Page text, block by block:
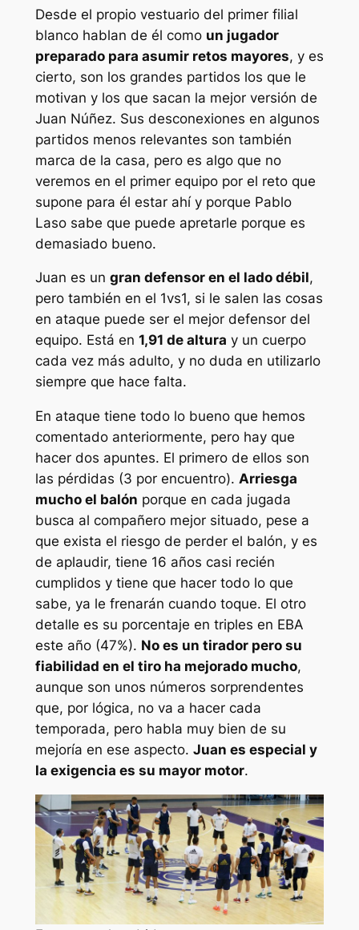
Desde el propio vestuario del primer filial
blanco hablan de él como un jugador
preparado para asumir retos mayores, y es
cierto, son los grandes partidos los que le
motivan y los que sacan la mejor versión de
Juan Núñez. Sus desconexiones en algunos
partidos menos relevantes son también
marca de la casa, pero es algo que no
veremos en el primer equipo por el reto que
supone para él estar ahí y porque Pablo
Laso sabe que puede apretarle porque es
demasiado bueno.
Juan es un gran defensor en el lado débil,
pero también en el 1vs1, si le salen las cosas
en ataque puede ser el mejor defensor del
equipo. Está en 1,91 de altura y un cuerpo
cada vez más adulto, y no duda en utilizarlo
siempre que hace falta.
En ataque tiene todo lo bueno que hemos
comentado anteriormente, pero hay que
hacer dos apuntes. El primero de ellos son
las pérdidas (3 por encuentro). Arriesga
mucho el balón porque en cada jugada
busca al compañero mejor situado, pese a
que exista el riesgo de perder el balón, y es
de aplaudir, tiene 16 años casi recién
cumplidos y tiene que hacer todo lo que
sabe, ya le frenarán cuando toque. El otro
detalle es su porcentaje en triples en EBA
este año (47%). No es un tirador pero su
fiabilidad en el tiro ha mejorado mucho,
aunque son unos números sorprendentes
que, por lógica, no va a hacer cada
temporada, pero habla muy bien de su
mejoría en ese aspecto. Juan es especial y
la exigencia es su mayor motor.